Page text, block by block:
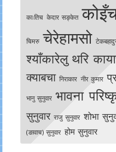
काःतिच केदार सङ्केत
चिमरु चेरेहामसो
श्याँकारेलु थरि
क्याबचा निराकार नीर कुमार
भानु सुनुवार भावना
सुनुवार राजु सुनुवार शोभा
(ङावाच) सुनुवार होम सुनुवार